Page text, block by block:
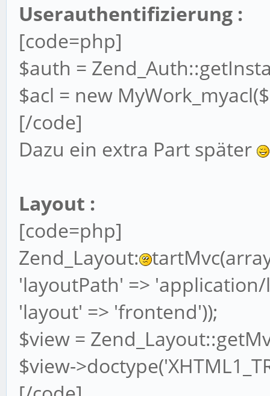
Userauthentifizierung :
[code=php]
$auth =
$acl = new
[/code]
Dazu ein extra Part später
Layout :
[code=php]
Zend_Layout:
'layoutPath' =>
'layout' => 'frontend'));
$view =
$view-